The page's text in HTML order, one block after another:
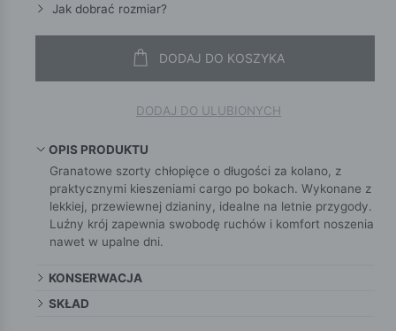
Jak dobrać rozmiar?
DODAJ DO KOSZYKA
DODAJ DO ULUBIONYCH
OPIS PRODUKTU
Granatowe szorty chłopięce o długości za kolano, z
praktycznymi kieszeniami cargo po bokach. Wykonane z
lekkiej, przewiewnej dzianiny, idealne na letnie przygody.
Luźny krój zapewnia swobodę ruchów i komfort noszenia
nawet w upalne dni.
KONSERWACJA
SKŁAD